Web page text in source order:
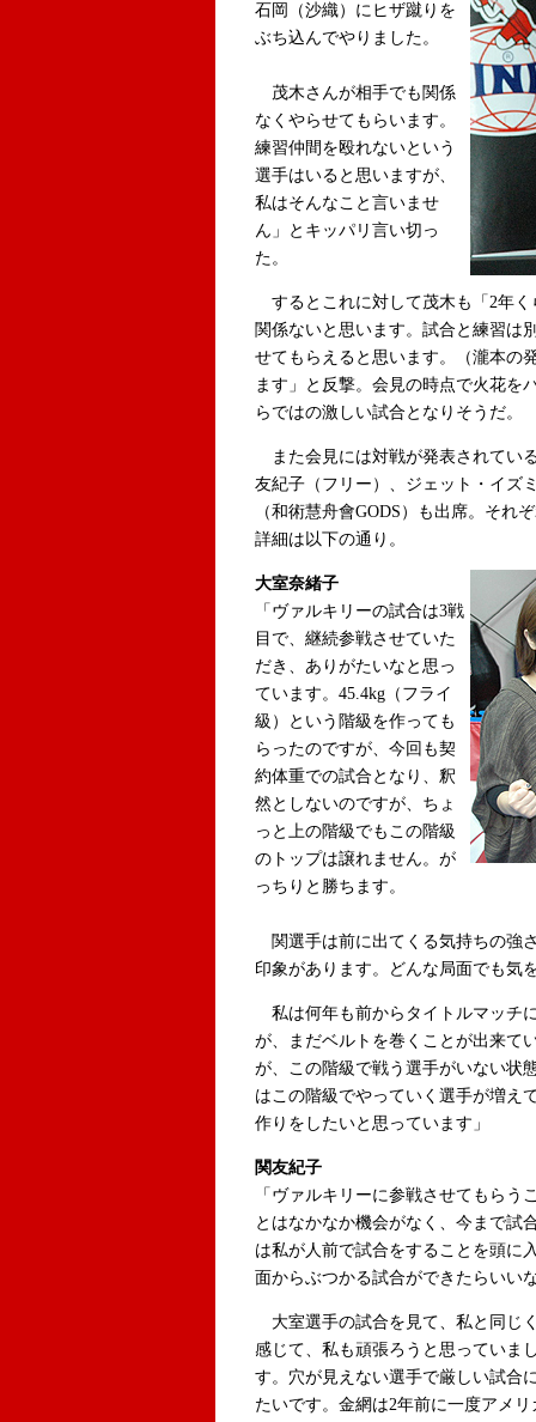
石岡（沙織）にヒザ蹴りを
ぶち込んでやりました。
茂木さんが相手でも関係
なくやらせてもらいます。
練習仲間を殴れないという
選手はいると思いますが、
私はそんなこと言いませ
ん」とキッパリ言い切っ
た。
するとこれに対して茂木も「2年
関係ないと思います。試合と練習は
せてもらえると思います。（瀧本の
ます」と反撃。会見の時点で火花を
らではの激しい試合となりそうだ。
また会見には対戦が発表されてい
友紀子（フリー）、ジェット・イズ
（和術慧舟會GODS）も出席。それ
詳細は以下の通り。
大室奈緒子
「ヴァルキリーの試合は3戦
目で、継続参戦させていた
だき、ありがたいなと思っ
ています。45.4kg（フライ
級）という階級を作っても
らったのですが、今回も契
約体重での試合となり、釈
然としないのですが、ちょ
っと上の階級でもこの階級
のトップは譲れません。が
っちりと勝ちます。
関選手は前に出てくる気持ちの強
印象があります。どんな局面でも気
私は何年も前からタイトルマッチ
が、まだベルトを巻くことが出来て
が、この階級で戦う選手がいない状
はこの階級でやっていく選手が増え
作りをしたいと思っています」
関友紀子
「ヴァルキリーに参戦させてもら
とはなかなか機会がなく、今まで試
は私が人前で試合をすることを頭に
面からぶつかる試合ができたらいい
大室選手の試合を見て、私と同じ
感じて、私も頑張ろうと思っていま
す。穴が見えない選手で厳しい試合
たいです。金網は2年前に一度アメ